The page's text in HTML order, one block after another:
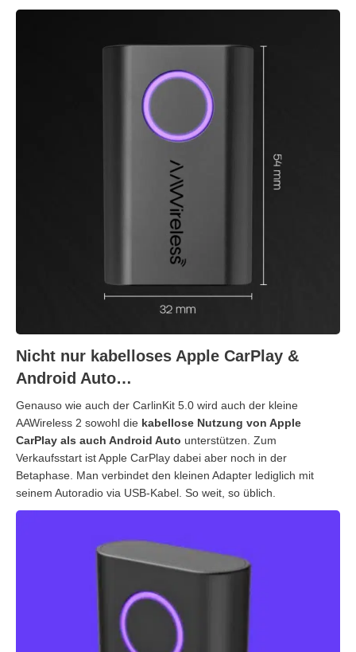
Nicht nur kabelloses Apple CarPlay &
Android Auto…
Genauso wie auch der CarlinKit 5.0 wird auch der kleine
AAWireless 2 sowohl die kabellose Nutzung von Apple
CarPlay als auch Android Auto unterstützen. Zum
Verkaufsstart ist Apple CarPlay dabei aber noch in der
Betaphase. Man verbindet den kleinen Adapter lediglich mit
seinem Autoradio via USB-Kabel. So weit, so üblich.